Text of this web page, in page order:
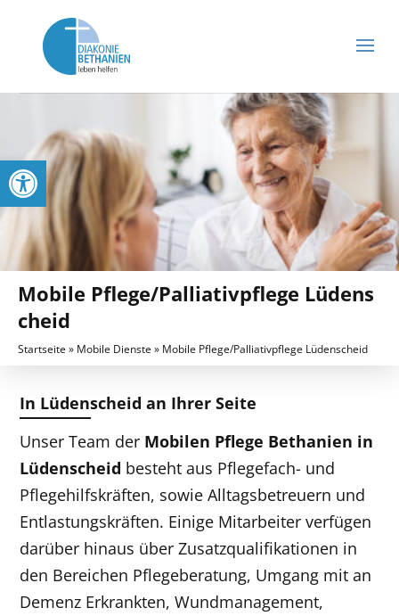
Werkzeugleiste öffnen
Mobile Pflege/Palliativpflege Lüdens
cheid
Startseite » Mobile Dienste » Mobile Pflege/Palliativpflege Lüdenscheid
In Lüdenscheid an Ihrer Seite
Unser Team der Mobilen Pflege Bethanien in
Lüdenscheid besteht aus Pflegefach- und
Pflegehilfskräften, sowie Alltagsbetreuern und
Entlastungskräften. Einige Mitarbeiter verfügen
darüber hinaus über Zusatzqualifikationen in
den Bereichen Pflegeberatung, Umgang mit an
Demenz Erkrankten, Wundmanagement,